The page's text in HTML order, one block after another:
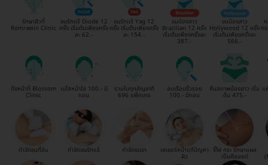
รักษาสิวที่
Romrawin Clinic
ขนรักเเร้ Diode 12
ครั้ง เริ่มต้นเพียงครั้ง
ละ 62.-
ขนรักเเร้ Yag 12
ครั้ง เริ่มต้นเพียงครั้ง
ละ 154.-
ขนน้องสาว
Brazilian 12 ครั้ง
เริ่มต้นเพียงครั้งละ
387.-
ขนน้องสาว
Hollywood 12 ครั้ง
เริ่มต้นเพียงครั้งละ
566.-
ท
ดึงหน้าที่ Blossom
Clinic
เมโสหน้าใส 100.- มี
ทอน
รวมโบทุกสัญชาติ
696 แพ็กเกจ
ลบเรือนริ้วรอย
100.- มีทอน
คืนสภาพน้องสาว เริ่ม
ต้น 475.-
แ
กำจัดขนที่ลับ กำจัดขนรักแร้ กำจัดขนขา เลเซอร์หน้าแก้ปัญหา
ผิว
จี้ไฝ กระ รักษาแผล
เป็นคีลอยด์